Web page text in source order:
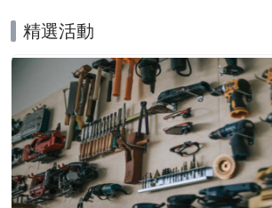
精選活動